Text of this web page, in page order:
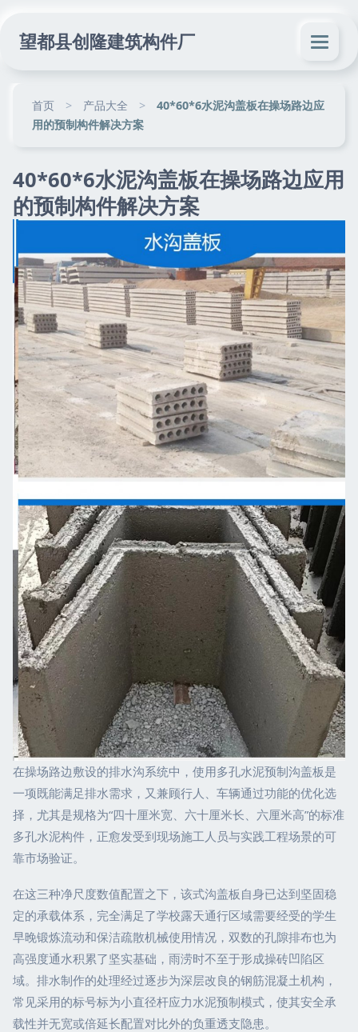
望都县创隆建筑构件厂
首页 > 产品大全 >
40*60*6水泥沟盖板在操场路边应
用的预制构件解决方案
40*60*6水泥沟盖板在操场路边应用
的预制构件解决方案
在操场路边敷设的排水沟系统中，使用多孔水泥预制沟盖板是
一项既能满足排水需求，又兼顾行人、车辆通过功能的优化选
择，尤其是规格为“四十厘米宽、六十厘米长、六厘米高”的标准
多孔水泥构件，正愈发受到现场施工人员与实践工程场景的可
靠市场验证。
在这三种净尺度数值配置之下，该式沟盖板自身已达到坚固稳
定的承载体系，完全满足了学校露天通行区域需要经受的学生
早晚锻炼流动和保洁疏散机械使用情况，双数的孔隙排布也为
高强度通水积累了坚实基础，雨涝时不至于形成操砖凹陷区
域。排水制作的处理经过逐步为深层改良的钢筋混凝土机构，
常见采用的标号标为小直径杆应力水泥预制模式，使其安全承
载性并无宽或倍延长配置对比外的负重透支隐患。